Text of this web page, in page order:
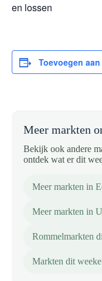
en lossen
Toevoegen
Meer markten
Bekijk ook andere
ontdek wat er dit
Meer markten in
Meer markten in
Rommelmarkten
Markten dit